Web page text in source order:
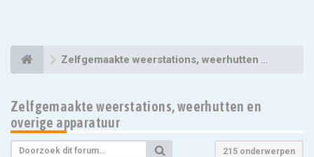
Zelfgemaakte weerstations, weerhutten en overige apparatuur
Zelfgemaakte weerstations, weerhutten en
overige apparatuur
215 onderwerpen